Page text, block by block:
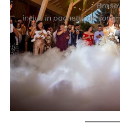
inclus in pachetul de